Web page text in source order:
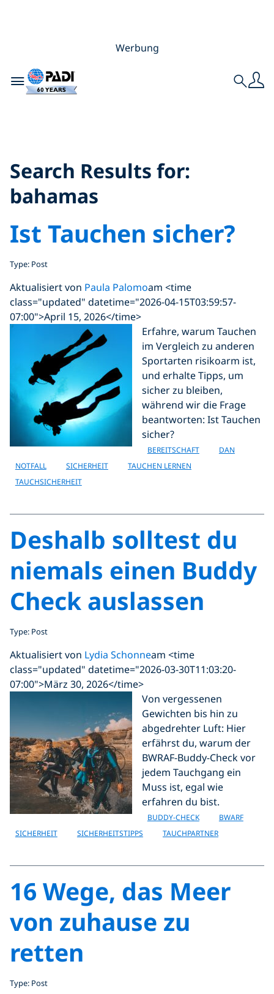
Werbung
Toggle navigation Search
Search Results for:
bahamas
Ist Tauchen sicher?
Type: Post
Aktualisiert von Paula Palomoam <time
class="updated" datetime="2026-04-15T03:59:57-
07:00">April 15, 2026</time>
Erfahre, warum Tauchen
im Vergleich zu anderen
Sportarten risikoarm ist,
und erhalte Tipps, um
sicher zu bleiben,
während wir die Frage
beantworten: Ist Tauchen
sicher?
BEREITSCHAFT
DAN
NOTFALL
SICHERHEIT
TAUCHEN LERNEN
TAUCHSICHERHEIT
Deshalb solltest du
niemals einen Buddy
Check auslassen
Type: Post
Aktualisiert von Lydia Schonneam <time
class="updated" datetime="2026-03-30T11:03:20-
07:00">März 30, 2026</time>
Von vergessenen
Gewichten bis hin zu
abgedrehter Luft: Hier
erfährst du, warum der
BWRAF-Buddy-Check vor
jedem Tauchgang ein
Muss ist, egal wie
erfahren du bist.
BUDDY-CHECK
BWARF
SICHERHEIT
SICHERHEITSTIPPS TAUCHPARTNER
16 Wege, das Meer
von zuhause zu
retten
Type: Post